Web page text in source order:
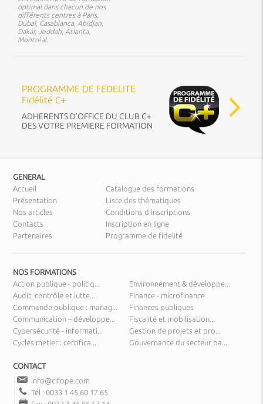
optimal dans chacun de nos
différents centres à Paris,
Dubaï, Casablanca, Abidjan,
Dakar, Jeddah, Atlanta,
Montréal.
PROGRAMME DE FEDELITE
Fidélité C+
ADHERENTS D’OFFICE DU CLUB C+
DES VOTRE PREMIERE FORMATION
GENERAL
Accueil
Présentation
Nos articles
Contacts
Partenaires
Catalogue des formations
Liste des thématiques
Conditions d’inscriptions
Inscription en ligne
Programme de fidelité
NOS FORMATIONS
Action publique - politiq...
Audit, contrôle et lutte...
Commande publique : manag...
Communication – développe...
Cybersécurité - informati...
Cycles metier : certifica...
Environnement & développe...
Finance - microfinance
Finances publiques
Fiscalité et mobilisation...
Gestion de projets et pro...
Gouvernance du secteur pa...
CONTACT
info@cifope.com
Tél : 0033 1 45 60 17 65